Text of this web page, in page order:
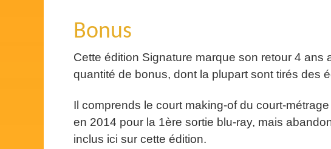
Bonus
Cette édition Signature marque son retour 4
quantité de bonus, dont la plupart sont tirés des
Il comprends le court making-of du court-métrage
en 2014 pour la 1ère sortie blu-ray, mais
inclus ici sur cette édition.